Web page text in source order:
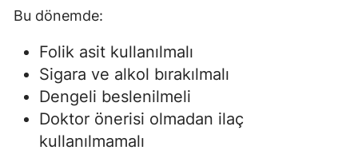
Bu dönemde:
Folik asit kullanılmalı
Sigara ve alkol bırakılmalı
Dengeli beslenilmeli
Doktor önerisi olmadan ilaç
kullanılmamalı